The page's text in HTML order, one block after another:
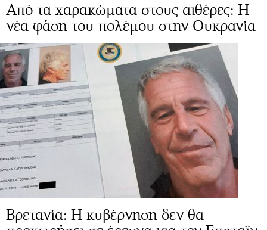
Από τα χαρακώματα στους αιθέρες: Η
νέα φάση του πολέμου στην Ουκρανία
Βρετανία: Η κυβέρνηση δεν θα